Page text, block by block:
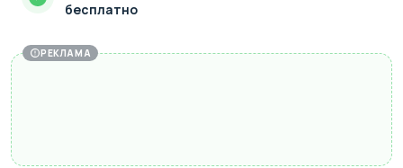
бесплатно
РЕКЛАМА